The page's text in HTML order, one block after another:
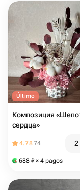
Último
Композиция
сердца»
4.7874 2
688 ₽ × 4 pagos